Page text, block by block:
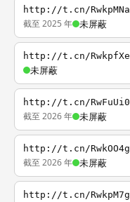
http://t.cn/RwkpMNa
截至 2025 年 未屏蔽
http://t.cn/RwkpfXe
未屏蔽
http://t.cn/RwFuUi0
截至 2026 年 未屏蔽
http://t.cn/RwkOO4g
截至 2026 年 未屏蔽
http://t.cn/RwkpM7g